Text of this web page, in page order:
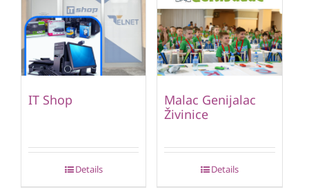
IT Shop
Details
Malac Genijalac
Živinice
Details